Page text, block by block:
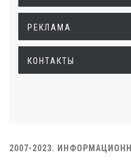
РЕКЛАМА
КОНТАКТЫ
2007-2023.